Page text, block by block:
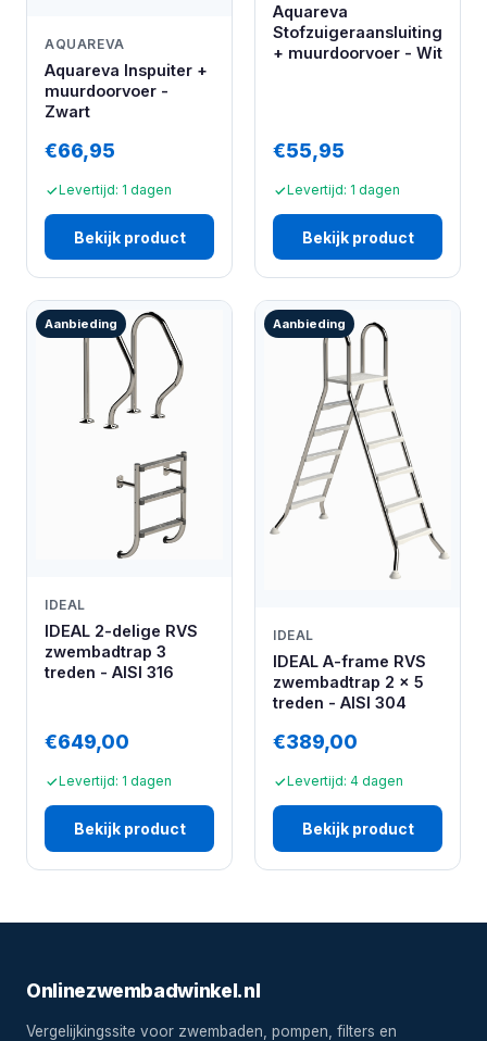
AQUAREVA
Aquareva Inspuiter +
muurdoorvoer -
Zwart
€66,95
Levertijd: 1 dagen
Bekijk product
Aquareva
Stofzuigeraansluiting
+ muurdoorvoer - Wit
€55,95
Levertijd: 1 dagen
Bekijk product
Aanbieding
IDEAL
IDEAL 2-delige RVS
zwembadtrap 3
treden - AISI 316
€649,00
Levertijd: 1 dagen
Bekijk product
Aanbieding
IDEAL
IDEAL A-frame RVS
zwembadtrap 2 x 5
treden - AISI 304
€389,00
Levertijd: 4 dagen
Bekijk product
Onlinezwembadwinkel.nl
Vergelijkingssite voor zwembaden, pompen, filters en